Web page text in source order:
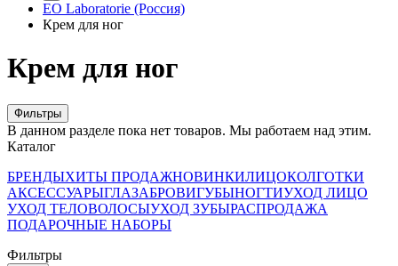
EO Laboratorie (Россия)
Крем для ног
Крем для ног
Фильтры
В данном разделе пока нет товаров. Мы работаем над этим.
Каталог
БРЕНДЫХИТЫ ПРОДАЖНОВИНКИЛИЦОКОЛГОТКИ
АКСЕССУАРЫГЛАЗАБРОВИГУБЫНОГТИУХОД ЛИЦО
УХОД ТЕЛОВОЛОСЫУХОД ЗУБЫРАСПРОДАЖА
ПОДАРОЧНЫЕ НАБОРЫ
Фильтры